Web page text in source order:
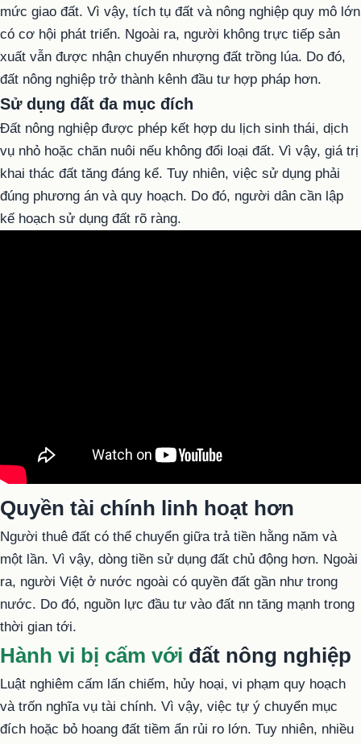
mức giao đất. Vì vậy, tích tụ đất và nông nghiệp quy mô lớn
có cơ hội phát triển. Ngoài ra, người không trực tiếp sản
xuất vẫn được nhận chuyển nhượng đất trồng lúa. Do đó,
đất nông nghiệp trở thành kênh đầu tư hợp pháp hơn.
Sử dụng đất đa mục đích
Đất nông nghiệp được phép kết hợp du lịch sinh thái, dịch
vụ nhỏ hoặc chăn nuôi nếu không đổi loại đất. Vì vậy, giá trị
khai thác đất tăng đáng kể. Tuy nhiên, việc sử dụng phải
đúng phương án và quy hoạch. Do đó, người dân cần lập
kế hoạch sử dụng đất rõ ràng.
Quyền tài chính linh hoạt hơn
Người thuê đất có thể chuyển giữa trả tiền hằng năm và
một lần. Vì vậy, dòng tiền sử dụng đất chủ động hơn. Ngoài
ra, người Việt ở nước ngoài có quyền đất gần như trong
nước. Do đó, nguồn lực đầu tư vào đất nn tăng mạnh trong
thời gian tới.
Hành vi bị cấm với đất nông nghiệp
Luật nghiêm cấm lấn chiếm, hủy hoại, vi phạm quy hoạch
và trốn nghĩa vụ tài chính. Vì vậy, việc tự ý chuyển mục
đích hoặc bỏ hoang đất tiềm ẩn rủi ro lớn. Tuy nhiên, nhiều